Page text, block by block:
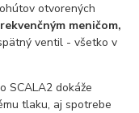
otvorených
meničom,
ventil - všetko v
SCALA2 dokáže
tlaku, aj spotrebe